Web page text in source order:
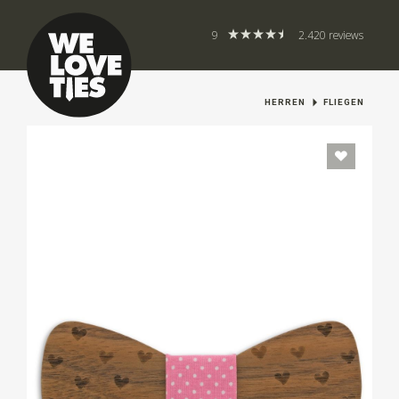
9 2.420 reviews
HERREN FLIEGEN